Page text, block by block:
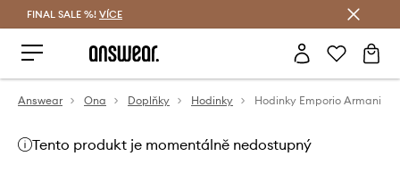
FINAL SALE %! VÍCE
Answear Ona Doplňky Hodinky Hodinky Emporio Armani
Tento produkt je momentálně nedostupný